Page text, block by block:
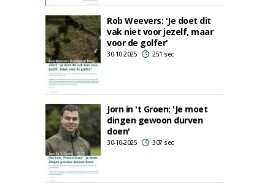
Rob Weevers: 'Je doet dit
vak niet voor jezelf, maar
voor de golfer'
30-10-2025 251 sec
Jorn in 't Groen: 'Je moet
dingen gewoon durven
doen'
30-10-2025 307 sec